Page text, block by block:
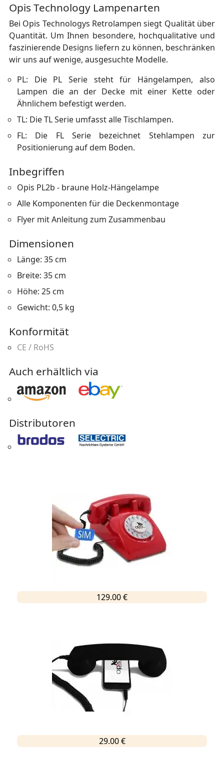
Opis Technology Lampenarten
Bei Opis Technologys Retrolampen siegt Qualität über
Quantität. Um Ihnen besondere, hochqualitative und
faszinierende Designs liefern zu können, beschränken
wir uns auf wenige, ausgesuchte Modelle.
PL: Die PL Serie steht für Hängelampen, also
Lampen die an der Decke mit einer Kette oder
Ähnlichem befestigt werden.
TL: Die TL Serie umfasst alle Tischlampen.
FL: Die FL Serie bezeichnet Stehlampen zur
Positionierung auf dem Boden.
Inbegriffen
Opis PL2b - braune Holz-Hängelampe
Alle Komponenten für die Deckenmontage
Flyer mit Anleitung zum Zusammenbau
Dimensionen
Länge: 35 cm
Breite: 35 cm
Höhe: 25 cm
Gewicht: 0,5 kg
Konformität
CE / RoHS
Auch erhältlich via
Distributoren
129.00 €
29.00 €